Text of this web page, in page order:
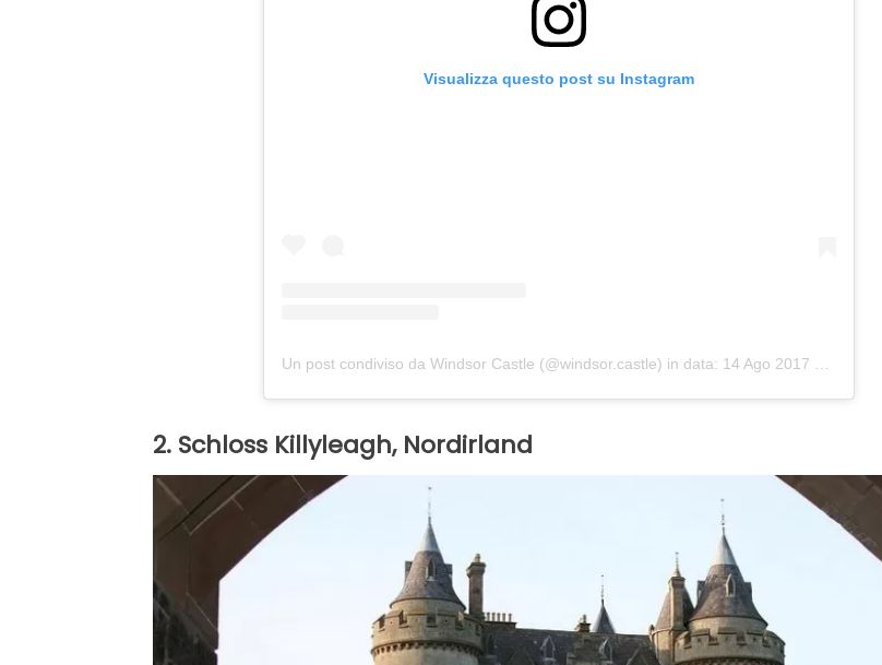
Visualizza questo post su Instagram
Un post condiviso da Windsor Castle (@windsor.castle) in data: 14 Ago 2017 alle ore 7:53 PDT
2. Schloss Killyleagh, Nordirland